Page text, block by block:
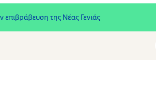
της Νέας Γενιάς